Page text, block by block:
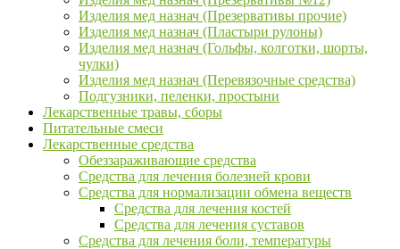
Изделия мед назнач (Презервативы прочие)
Изделия мед назнач (Пластыри рулоны)
Изделия мед назнач (Гольфы, колготки, шорты,
чулки)
Изделия мед назнач (Перевязочные средства)
Подгузники, пеленки, простыни
Лекарственные травы, сборы
Питательные смеси
Лекарственные средства
Обеззараживающие средства
Средства для лечения болезней крови
Средства для нормализации обмена веществ
Средства для лечения костей
Средства для лечения суставов
Средства для лечения боли, температуры